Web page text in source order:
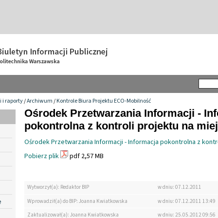
i raporty/Archiwum/Kontrole Biura Projektu ECO-Mobilność
Ośrodek Przetwarzania Informacji -
pokontrolna z kontroli projektu na
Ośrodek Przetwarzania Informacji - Informacja pokontrolna z
Pobierz plik
pdf 2,57 MB
Wytworzył(a): Redaktor BIP
w dniu: 07.12.2011
Wprowadził(a) do BIP: Joanna Kwiatkowska
w dniu: 07.12.2011 13:49
Zaktualizował(a): Joanna Kwiatkowska
w dniu: 25.05.2012 09:56